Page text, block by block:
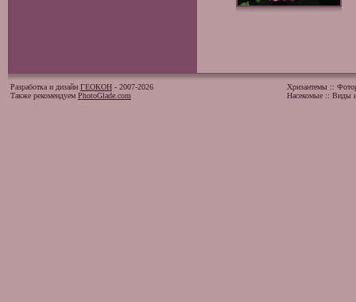
Разработка и дизайн ГЕОКОН - 2007-2026
Также рекомендуем PhotoGlade.com
Хризантемы ::
Насекомые :: Виды